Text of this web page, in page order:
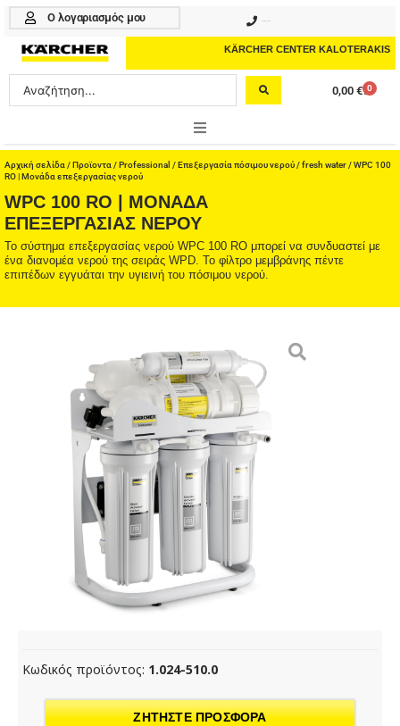
Μετάβαση
περιεχόμενο
Ο λογαριασμός μου
KÄRCHER CENTER KALOTERAKIS
Search
...
0,00 € 0
Cart
ONLINE SHOP
HOME & GARDEN
PROFESSIONAL
ΑΞΕΣΟΥΑΡ
ΥΠΗΡΕΣΙΕΣ-ΝΕΑ-ΛΥΣΕΙΣ
Αρχική σελίδα /Προϊοντα /Professional /Επεξεργασία πόσιμου νερού/fresh water/ WPC 100
RO | Μονάδα επεξεργασίας νερού
WPC 100 RO | ΜΟΝΆΔΑ
ΕΠΕΞΕΡΓΑΣΊΑΣ ΝΕΡΟΎ
Το σύστημα επεξεργασίας νερού WPC 100 RO μπορεί να συνδυαστεί με
ένα διανομέα νερού της σειράς WPD. Το φίλτρο μεμβράνης πέντε
επιπέδων εγγυάται την υγιεινή του πόσιμου νερού.
Κωδικός προϊόντος: 1.024-510.0
ΖΗΤΗΣΤΕ ΠΡΟΣΦΟΡΑ